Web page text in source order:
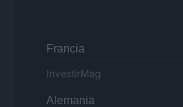
Francia
InvestirMag
Alemania